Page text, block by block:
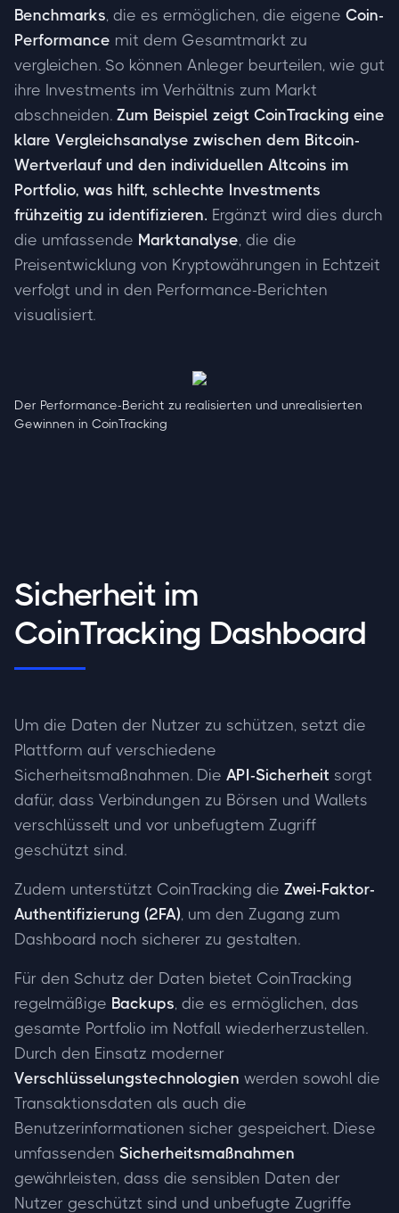
Benchmarks, die es ermöglichen, die eigene Coin-
Performance mit dem Gesamtmarkt zu
vergleichen. So können Anleger beurteilen, wie gut
ihre Investments im Verhältnis zum Markt
abschneiden. Zum Beispiel zeigt CoinTracking eine
klare Vergleichsanalyse zwischen dem Bitcoin-
Wertverlauf und den individuellen Altcoins im
Portfolio, was hilft, schlechte Investments
frühzeitig zu identifizieren. Ergänzt wird dies durch
die umfassende Marktanalyse, die die
Preisentwicklung von Kryptowährungen in Echtzeit
verfolgt und in den Performance-Berichten
visualisiert.
Der Performance-Bericht zu realisierten und unrealisierten
Gewinnen in CoinTracking
Sicherheit im
CoinTracking Dashboard
Um die Daten der Nutzer zu schützen, setzt die
Plattform auf verschiedene
Sicherheitsmaßnahmen. Die API-Sicherheit sorgt
dafür, dass Verbindungen zu Börsen und Wallets
verschlüsselt und vor unbefugtem Zugriff
geschützt sind.
Zudem unterstützt CoinTracking die Zwei-Faktor-
Authentifizierung (2FA), um den Zugang zum
Dashboard noch sicherer zu gestalten.
Für den Schutz der Daten bietet CoinTracking
regelmäßige Backups, die es ermöglichen, das
gesamte Portfolio im Notfall wiederherzustellen.
Durch den Einsatz moderner
Verschlüsselungstechnologien werden sowohl die
Transaktionsdaten als auch die
Benutzerinformationen sicher gespeichert. Diese
umfassenden Sicherheitsmaßnahmen
gewährleisten, dass die sensiblen Daten der
Nutzer geschützt sind und unbefugte Zugriffe